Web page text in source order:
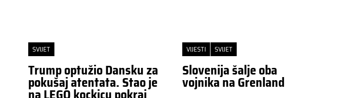
SVIJET
Trump optužio Dansku za
pokušaj atentata. Stao je
VIJESTI SVIJET
Slovenija šalje oba
vojnika na Grenland